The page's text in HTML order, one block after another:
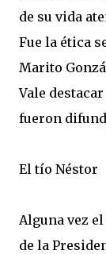
de su vida
Fue la ética
Marito
Vale
fueron
El tío Néstor
Alguna vez
de la